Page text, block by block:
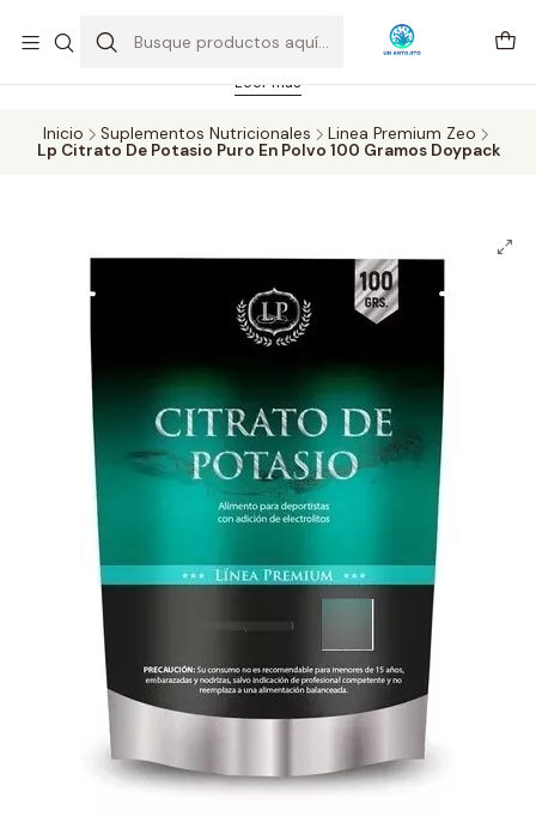
Feriado 21-05-2026 atención hasta las 14 hrs. Envío GRATIS mismo
día solo área Metropolitana Santiago por compras desde CLP 39.900.
Pedidos hasta 16 hrs., sábados y domingos hasta 14 hrs.
Leer más
Inicio Suplementos Nutricionales
Linea Premium Zeo
Lp Citrato De Potasio Puro En Polvo 100 Gramos Doypack